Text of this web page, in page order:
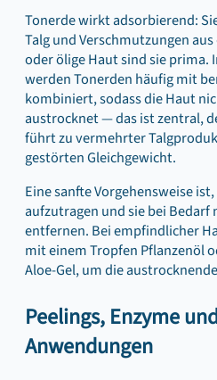
Tonerde wirkt adsorbierend:
Talg und Verschmutzungen
oder ölige Haut sind sie prima.
werden Tonerden häufig mit
kombiniert, sodass die Haut
austrocknet — das ist zentral,
führt zu vermehrter
gestörten Gleichgewicht.
Eine sanfte Vorgehensweise
aufzutragen und sie bei Bedarf
entfernen. Bei empfindlicher
mit einem Tropfen Pflanzenöl
Aloe‑Gel, um die
Peelings, Enzyme
Anwendungen